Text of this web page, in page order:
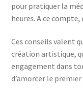
pour pratiquer la
heures. A ce compte,
Ces conseils valent
création artistique,
engagement dans
d’amorcer le premier